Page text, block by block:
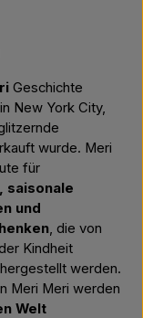
Geschichte
New York City,
wurde. Meri
für
saisonale
und
, die von
Kindheit
werden.
Meri Meri werden
Welt